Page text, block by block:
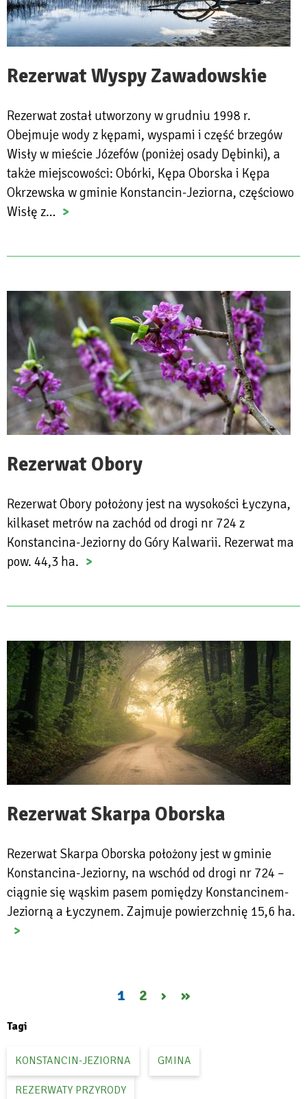
Rezerwat Wyspy Zawadowskie
Rezerwat został utworzony w grudniu 1998 r.
Obejmuje wody z kępami, wyspami i część brzegów
Wisły w mieście Józefów (poniżej osady Dębinki), a
także miejscowości: Obórki, Kępa Oborska i Kępa
Okrzewska w gminie Konstancin-Jeziorna, częściowo
Wisłę z…
Rezerwat Obory
Rezerwat Obory położony jest na wysokości Łyczyna,
kilkaset metrów na zachód od drogi nr 724 z
Konstancina-Jeziorny do Góry Kalwarii. Rezerwat ma
pow. 44,3 ha.
Rezerwat Skarpa Oborska
Rezerwat Skarpa Oborska położony jest w gminie
Konstancina-Jeziorny, na wschód od drogi nr 724 –
ciągnie się wąskim pasem pomiędzy Konstancinem-
Jeziorną a Łyczynem. Zajmuje powierzchnię 15,6 ha.
Bieżąca
1 Page
2
Następna
›
Ostatnia
»
Tagi
KONSTANCIN-JEZIORNA GMINA
REZERWATY PRZYRODY